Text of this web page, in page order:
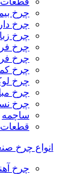
چرخ
چرخ
چرخ
چرخ
چرخ
چرخ
چرخ
چرخ
چرخ
ساچمه
قطعات
انواع چرخ
چرخ